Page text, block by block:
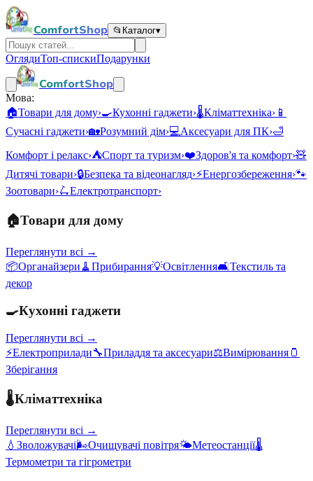
ComfortShop 📂 Каталог▾
ОглядиТоп-спискиПодарунки
ComfortShop
Мова:
🏠Товари для дому›🍳Кухонні гаджети›🌡️Кліматтехніка› 📱
Сучасні гаджети›🏡Розумний дім›💻Аксесуари для ПК›🛁
Комфорт і релакс›⛺Спорт та туризм›❤️Здоров'я та комфорт›🧸
Дитячі товари›🔒Безпека та відеонагляд›⚡Енергозбереження›🐾
Зоотовари›🛴Електротранспорт›
🏠Товари для дому
Переглянути всі →
📦Органайзери 🧹 Прибирання💡Освітлення🛋️Текстиль та
декор
🍳Кухонні гаджети
Переглянути всі →
⚡Електроприлади🔧Приладдя та аксесуари⚖️Вимірювання 🫙
Зберігання
🌡️Кліматтехніка
Переглянути всі →
💧 Зволожувачі🌬️Очищувачі повітря🌤️Метеостанції🌡️
Термометри та гігрометри